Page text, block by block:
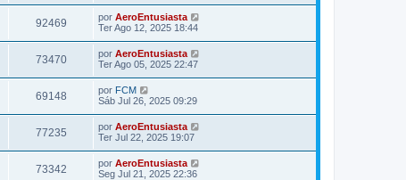
92469 por AeroEntusiasta
Ter Ago 12, 2025 18:44
73470 por AeroEntusiasta
Ter Ago 05, 2025 22:47
69148 por FCM
Sáb Jul 26, 2025 09:29
77235 por AeroEntusiasta
Ter Jul 22, 2025 19:07
73342 por AeroEntusiasta
Seg Jul 21, 2025 22:36